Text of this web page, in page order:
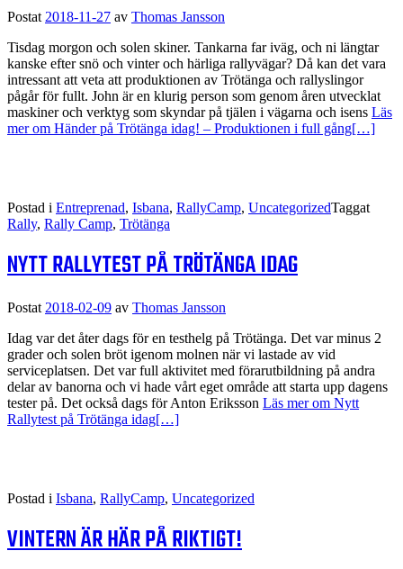
Postat 2018-11-27 av Thomas Jansson
Tisdag morgon och solen skiner. Tankarna far iväg, och ni längtar
kanske efter snö och vinter och härliga rallyvägar? Då kan det vara
intressant att veta att produktionen av Trötänga och rallyslingor
pågår för fullt. John är en klurig person som genom åren utvecklat
maskiner och verktyg som skyndar på tjälen i vägarna och isens Läs
mer om Händer på Trötänga idag! – Produktionen i full gång[…]
Postad i Entreprenad, Isbana, RallyCamp, UncategorizedTaggat
Rally, Rally Camp, Trötänga
NYTT RALLYTEST PÅ TRÖTÄNGA IDAG
Postat 2018-02-09 av Thomas Jansson
Idag var det åter dags för en testhelg på Trötänga. Det var minus 2
grader och solen bröt igenom molnen när vi lastade av vid
serviceplatsen. Det var full aktivitet med förarutbildning på andra
delar av banorna och vi hade vårt eget område att starta upp dagens
tester på. Det också dags för Anton Eriksson Läs mer om Nytt
Rallytest på Trötänga idag[…]
Postad i Isbana, RallyCamp, Uncategorized
VINTERN ÄR HÄR PÅ RIKTIGT!